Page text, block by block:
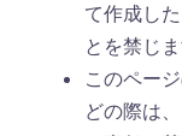
て作成し
とを禁じま
このペー
どの際は